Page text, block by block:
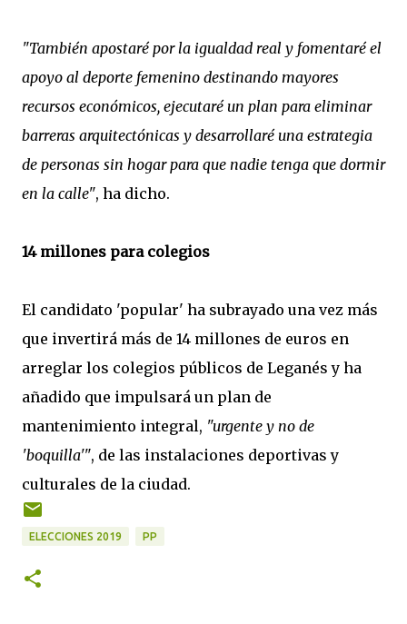
"También apostaré por la igualdad real y fomentaré el
apoyo al deporte femenino destinando mayores
recursos económicos, ejecutaré un plan para eliminar
barreras arquitectónicas y desarrollaré una estrategia
de personas sin hogar para que nadie tenga que dormir
en la calle", ha dicho.
14 millones para colegios
El candidato 'popular' ha subrayado una vez más
que invertirá más de 14 millones de euros en
arreglar los colegios públicos de Leganés y ha
añadido que impulsará un plan de
mantenimiento integral, "urgente y no de
'boquilla'", de las instalaciones deportivas y
culturales de la ciudad.
ELECCIONES 2019 PP